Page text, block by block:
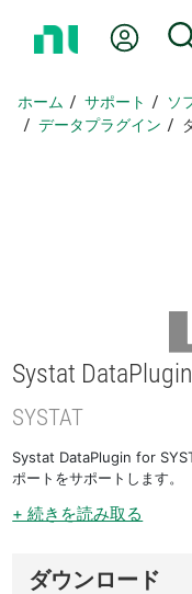
ペ
ー
My
ホーム サポート
ソ
データプラグイン
Systat
SYSTAT
Systat DataPlugin for
ポートをサポートします。
+ 続きを読み取る
ダウンロード